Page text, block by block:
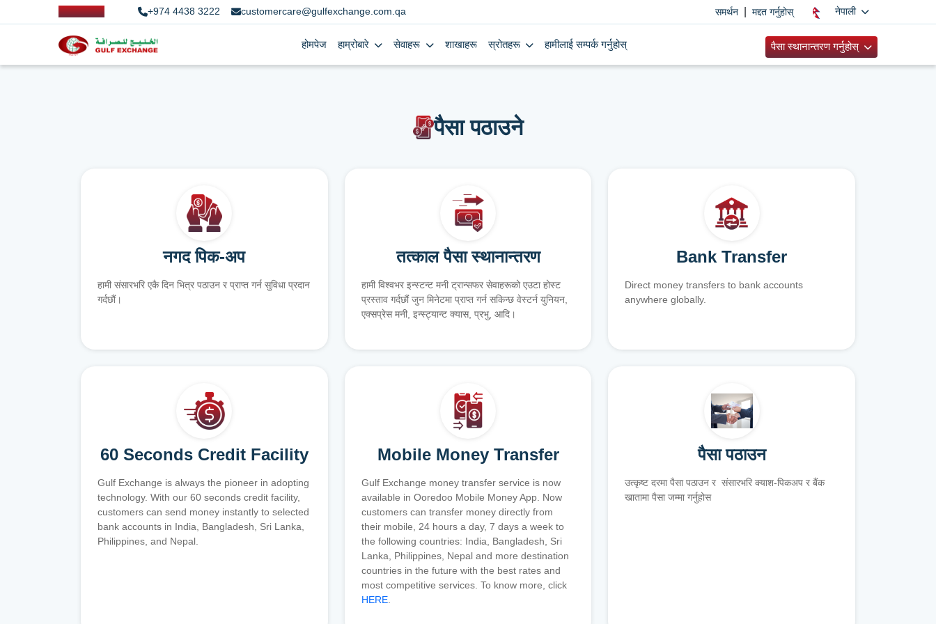
+974 4438 3222 customercare@gulfexchange.com.qa समर्थन मद्दत गर्नुहोस् नेपाली
होमपेज हाम्रोबारे सेवाहरू शाखाहरू स्रोतहरू हामीलाई सम्पर्क गर्नुहोस् पैसा स्थानान्तरण गर्नुहोस्
पैसा पठाउने
नगद पिक-अप
हामी संसारभरि एकै दिन भित्र पठाउन र प्राप्त गर्न सुविधा प्रदान
गर्दछौं।
तत्काल पैसा स्थानान्तरण
हामी विश्वभर इन्स्टन्ट मनी ट्रान्सफर सेवाहरूको एउटा होस्ट
प्रस्ताव गर्दछौं जुन मिनेटमा प्राप्त गर्न सकिन्छ वेस्टर्न युनियन,
एक्सप्रेस मनी, इन्स्ट्यान्ट क्यास, प्रभु, आदि।
Bank Transfer
Direct money transfers to bank accounts
anywhere globally.
60 Seconds Credit Facility
Gulf Exchange is always the pioneer in adopting
technology. With our 60 seconds credit facility,
customers can send money instantly to selected
bank accounts in India, Bangladesh, Sri Lanka,
Philippines, and Nepal.
Mobile Money Transfer
Gulf Exchange money transfer service is now
available in Ooredoo Mobile Money App. Now
customers can transfer money directly from
their mobile, 24 hours a day, 7 days a week to
the following countries: India, Bangladesh, Sri
Lanka, Philippines, Nepal and more destination
countries in the future with the best rates and
most competitive services. To know more, click
HERE.
पैसा पठाउन
उत्कृष्ट दरमा पैसा पठाउन र संसारभरि क्याश-पिकअप र बैंक
खातामा पैसा जम्मा गर्नुहोस